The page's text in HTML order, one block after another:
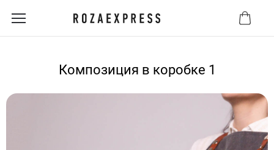
Композиция в коробке 1